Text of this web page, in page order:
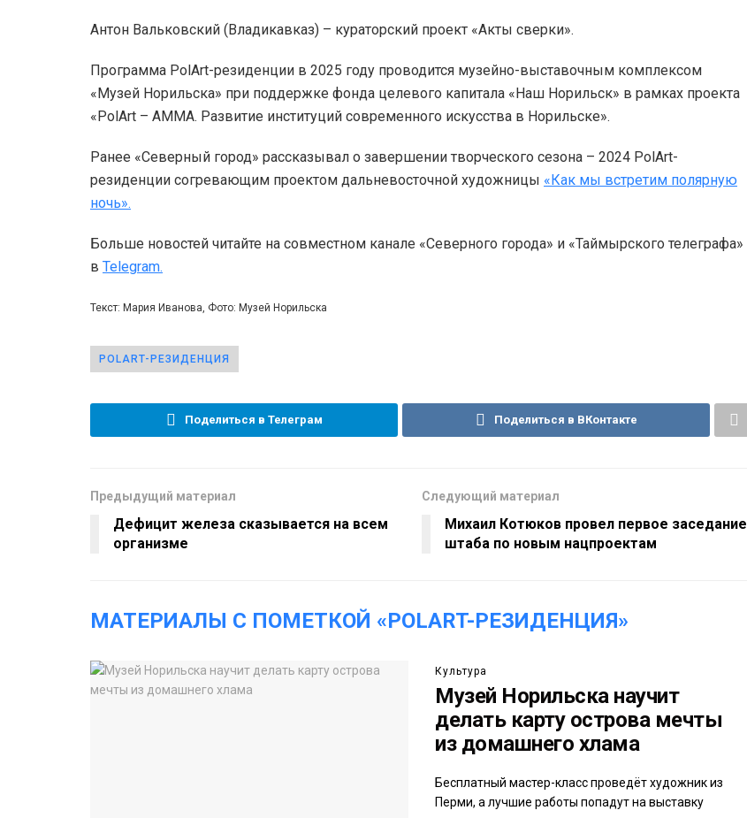
Антон Вальковский (Владикавказ) – кураторский проект «Акты сверки».
Программа PolArt-резиденции в 2025 году проводится музейно-выставочным комплексом
«Музей Норильска» при поддержке фонда целевого капитала «Наш Норильск» в рамках проекта
«PolArt – AMMA. Развитие институций современного искусства в Норильске».
Ранее «Северный город» рассказывал о завершении творческого сезона – 2024 PolArt-
резиденции согревающим проектом дальневосточной художницы «Как мы встретим полярную
ночь».
Больше новостей читайте на совместном канале «Северного города» и «Таймырского телеграфа»
в Telegram.
Текст: Мария Иванова, Фото: Музей Норильска
POLART-РЕЗИДЕНЦИЯ
Поделиться в Телеграм Поделиться в ВКонтакте
Предыдущий материал
Дефицит железа сказывается на всем
организме
Следующий материал
Михаил Котюков провел первое заседание
штаба по новым нацпроектам
МАТЕРИАЛЫ С ПОМЕТКОЙ «POLART-РЕЗИДЕНЦИЯ»
Культура
Музей Норильска научит
делать карту острова мечты
из домашнего хлама
Бесплатный мастер-класс проведёт художник из
Перми, а лучшие работы попадут на выставку